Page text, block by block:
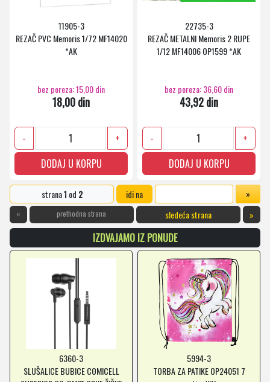
11905-3
REZAČ PVC Memoris 1/72 MF14020
*AK
bez poreza: 15,00 din
18,00 din
-
+
DODAJ U KORPU
22735-3
REZAČ METALNI Memoris 2 RUPE
1/12 MF14006 OP1599 *AK
bez poreza: 36,60 din
43,92 din
-
+
DODAJ U KORPU
strana1 od 2 idi na
« prethodna strana sledeća strana »
IZDVAJAMO IZ PONUDE
6360-3
SLUŠALICE BUBICE COMICELL
5994-3
TORBA ZA PATIKE OP24051 7